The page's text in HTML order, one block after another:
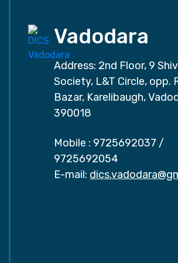
Vadodara
Address: 2nd Floor, 9
Society, L&T Circle, opp.
Bazar, Karelibaugh,
390018
Mobile : 9725692037 /
9725692054
E-mail: